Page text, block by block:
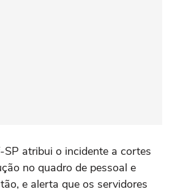
atribui o incidente a cortes
no quadro de pessoal e
e alerta que os servidores